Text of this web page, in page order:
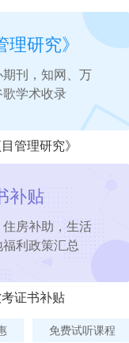
理研究》
刊，知网、万
学术收录
目管理研究》
补贴
住房补助，生活
利政策汇总
证书补贴
免费试听课程